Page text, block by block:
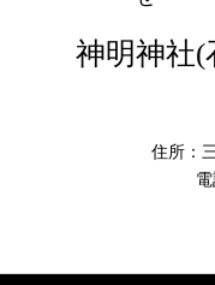
神明神社
住所：